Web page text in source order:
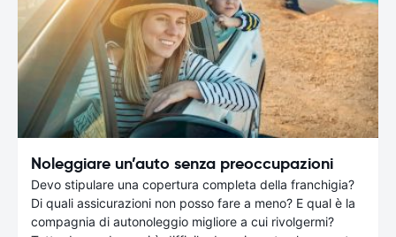
Noleggiare un’auto senza preoccupazioni
Devo stipulare una copertura completa della franchigia?
Di quali assicurazioni non posso fare a meno? E qual è la
compagnia di autonoleggio migliore a cui rivolgermi?